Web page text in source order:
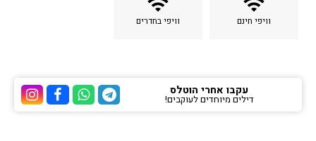
וויפי חינם וויפי בחדרים
ערוץ ערוץ
ערוץ הוואטסאפ של
ערוץ הטלגרם של הוטלס
עקבו אחרי הוטלס
דילים מיוחדים לעוקבים!